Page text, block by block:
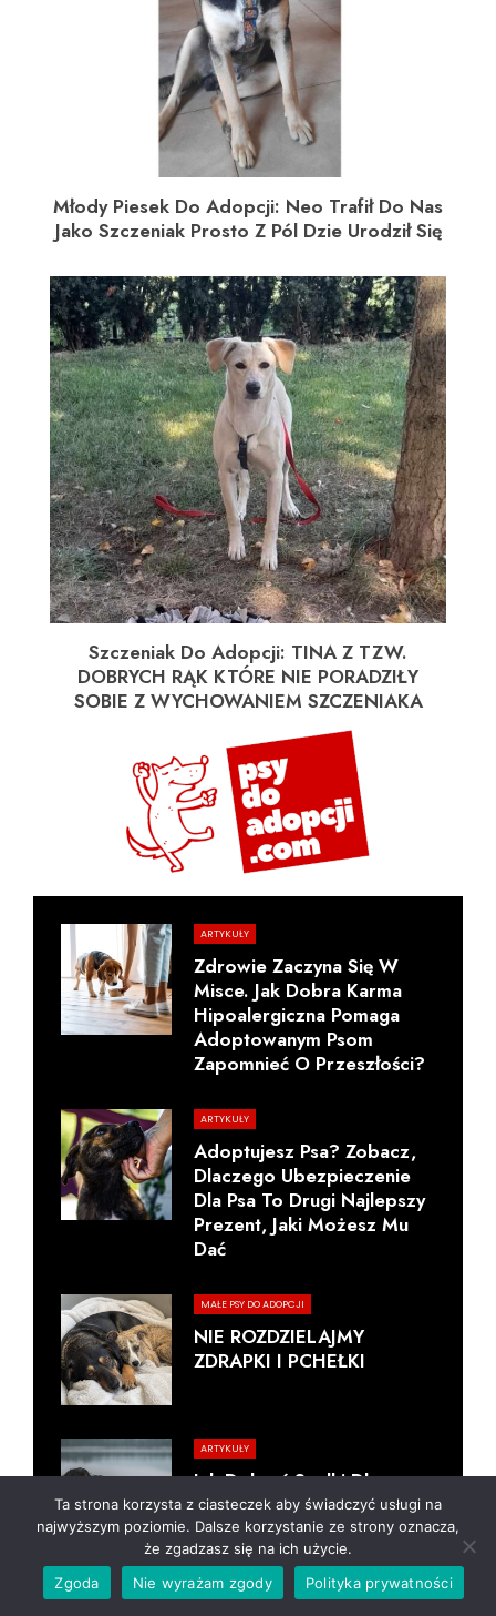
Młody Piesek Do Adopcji: Neo Trafił Do Nas
Jako Szczeniak Prosto Z Pól Dzie Urodził Się
Szczeniak Do Adopcji: TINA Z TZW.
DOBRYCH RĄK KTÓRE NIE PORADZIŁY
SOBIE Z WYCHOWANIEM SZCZENIAKA
ARTYKUŁY
Zdrowie Zaczyna Się W
Misce. Jak Dobra Karma
Hipoalergiczna Pomaga
Adoptowanym Psom
Zapomnieć O Przeszłości?
ARTYKUŁY
Adoptujesz Psa? Zobacz,
Dlaczego Ubezpieczenie
Dla Psa To Drugi Najlepszy
Prezent, Jaki Możesz Mu
Dać
MAŁE PSY DO ADOPCJI
NIE ROZDZIELAJMY
ZDRAPKI I PCHEŁKI
ARTYKUŁY
Jak Dobrać Szelki Dla
Dużego Psa, Żeby Nie
Ograniczały Ruchów?
ARTYKUŁY
Ta strona korzysta z ciasteczek aby świadczyć usługi na
najwyższym poziomie. Dalsze korzystanie ze strony oznacza,
że zgadzasz się na ich użycie.
Zgoda
Nie wyrażam zgody Polityka prywatności